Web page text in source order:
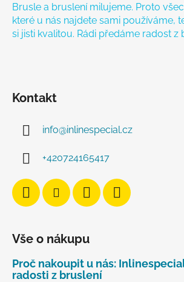
Brusle a bruslení milujeme. Proto
které u nás najdete sami používáme,
si jisti kvalitou. Rádi předáme radost z
Kontakt
info@inlinespecial.cz
+420724165417
Vše o nákupu
Proč nakoupit u nás:
radosti z bruslení